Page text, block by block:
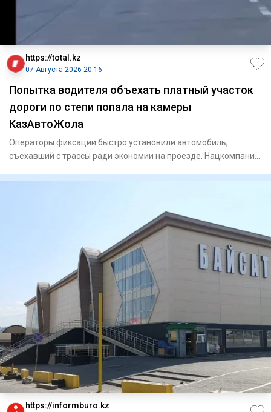
https://total.kz
07 Августа 2026 20:16
Попытка водителя объехать платный участок
дороги по степи попала на камеры
КазАвтоЖола
Операторы фиксации быстро установили автомобиль,
съехавший с трассы ради экономии на проезде. Нацкомпания
https://informburo.kz